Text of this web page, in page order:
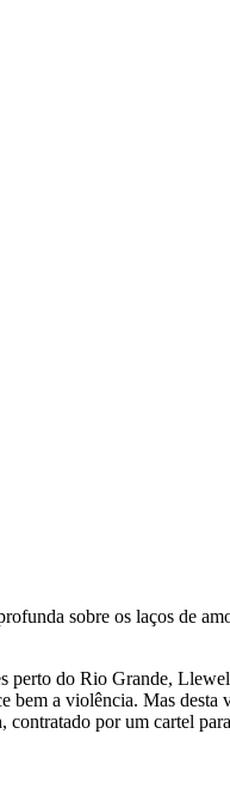
sobre os laços de
do Rio Grande,
bem a violência. Mas
por um cartel